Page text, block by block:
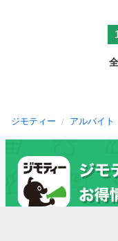
ジモティー アルバイト